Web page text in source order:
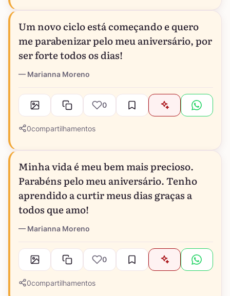
Um novo ciclo está começando e quero
me parabenizar pelo meu aniversário, por
ser forte todos os dias!
Marianna Moreno
0
0compartilhamentos
Minha vida é meu bem mais precioso.
Parabéns pelo meu aniversário. Tenho
aprendido a curtir meus dias graças a
todos que amo!
Marianna Moreno
0
0compartilhamentos